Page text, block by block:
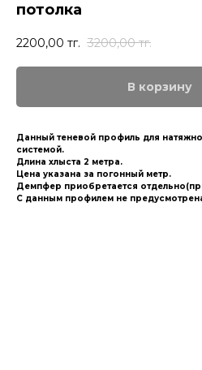
потолка
2200,00 тг. 3200,00 тг.
В корзину
Данный теневой профиль для
системой.
Длина хлыста 2 метра.
Цена указана за погонный метр.
Демпфер приобретается
С данным профилем не